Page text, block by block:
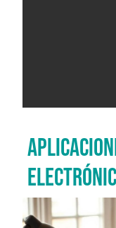
Imagen del curso